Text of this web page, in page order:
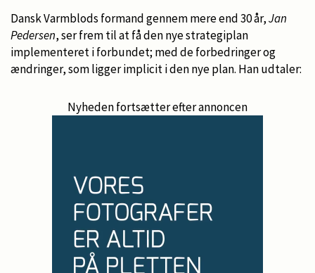
Dansk Varmblods formand gennem mere end 30 år,Jan
Pedersen, ser frem til at få den nye strategiplan
implementeret i forbundet; med de forbedringer og
ændringer, som ligger implicit i den nye plan. Han udtaler:
Nyheden fortsætter efter annoncen